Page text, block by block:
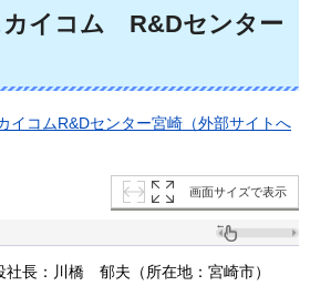
カイコム R&Dセンター
イコムR&Dセンター宮崎（外部サイトへ
画面サイズで表示
社長：川橋 郁夫 （所在地：宮崎市）